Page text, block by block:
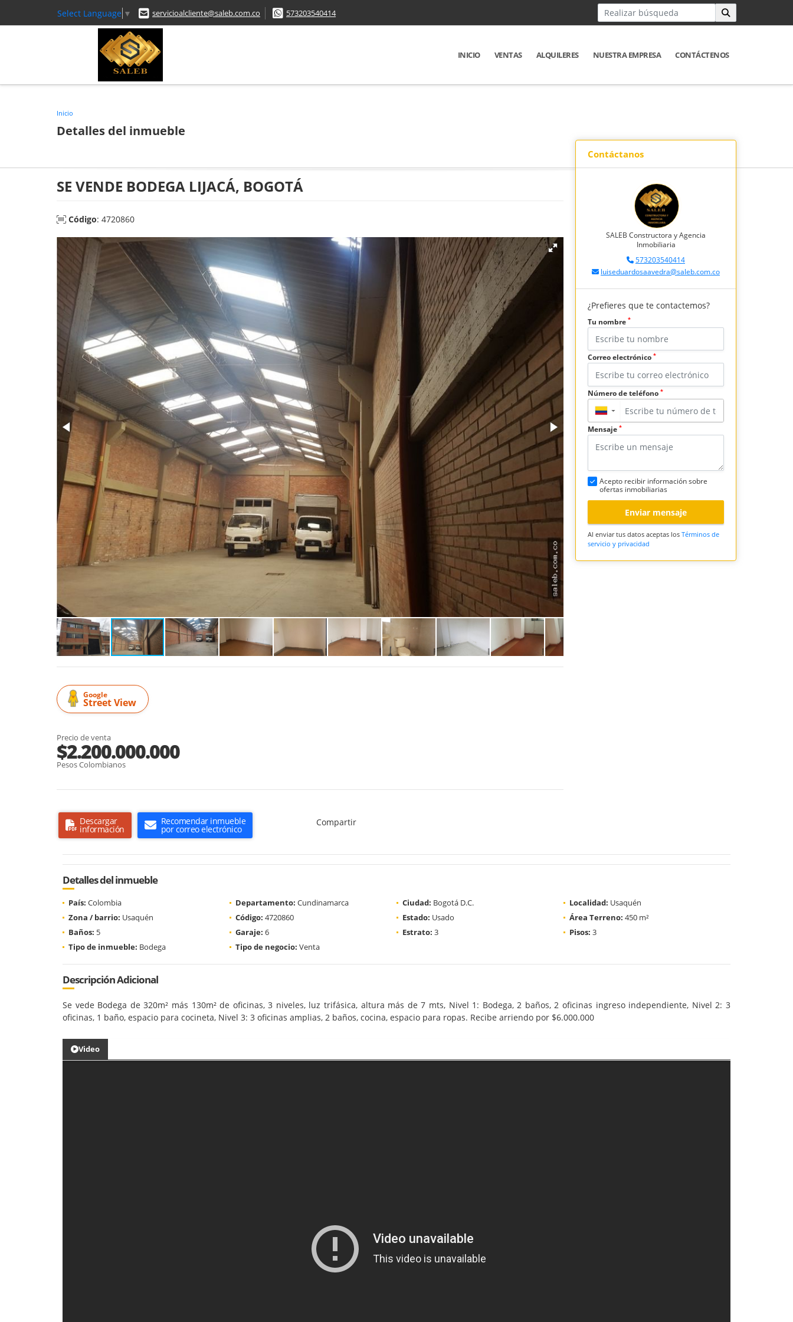
Select Language ▼ servicioalcliente@saleb.com.co 573203540414
INICIO VENTAS ALQUILERES NUESTRA EMPRESA CONTÁCTENOS
Inicio
Detalles del inmueble
SE VENDE BODEGA LIJACÁ, BOGOTÁ
Código: 4720860
Google
Street View
Precio de venta
$2.200.000.000
Pesos Colombianos
Descargar
información
Recomendar inmueble
por correo electrónico
Compartir
Contáctanos
SALEB Constructora y Agencia
Inmobiliaria
573203540414
luiseduardosaavedra@saleb.com.co
¿Prefieres que te contactemos?
Tu nombre *
Correo electrónico *
Número de teléfono *
▼
Mensaje *
Acepto recibir información sobre
ofertas inmobiliarias
Enviar mensaje
Al enviar tus datos aceptas los Términos de
servicio y privacidad
Detalles del inmueble
País: Colombia Departamento: Cundinamarca Ciudad: Bogotá D.C. Localidad: Usaquén
Zona / barrio: Usaquén Código: 4720860 Estado: Usado Área Terreno: 450 m²
Baños: 5 Garaje: 6 Estrato: 3 Pisos: 3
Tipo de inmueble: Bodega Tipo de negocio: Venta
Descripción Adicional
Se vede Bodega de 320m² más 130m² de oficinas, 3 niveles, luz trifásica, altura más de 7 mts, Nivel 1: Bodega, 2 baños, 2 oficinas ingreso independiente, Nivel 2: 3
oficinas, 1 baño, espacio para cocineta, Nivel 3: 3 oficinas amplias, 2 baños, cocina, espacio para ropas. Recibe arriendo por $6.000.000
Video